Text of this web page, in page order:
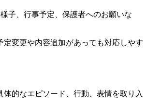
子、行事予定、保護者へのお願いな
変更や内容追加があっても対応しやす
的なエピソード、行動、表情を取り入